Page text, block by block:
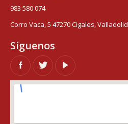
983 580 074
Corro Vaca, 5 47270 Cigales, Valladolid
Síguenos